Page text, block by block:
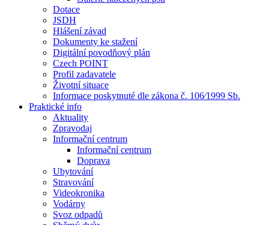
Dotace
JSDH
Hlášení závad
Dokumenty ke stažení
Digitální povodňový plán
Czech POINT
Profil zadavatele
Životní situace
Informace poskytnuté dle zákona č. 106⁄1999 Sb.
Praktické info
Aktuality
Zpravodaj
Informační centrum
Informační centrum
Doprava
Ubytování
Stravování
Videokronika
Vodárny
Svoz odpadů